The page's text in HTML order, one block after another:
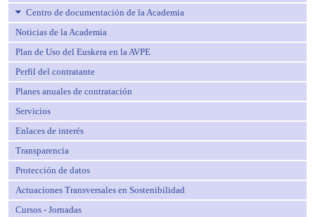
Centro de documentación de la Academia
Noticias de la Academia
Plan de Uso del Euskera en la AVPE
Perfil del contratante
Planes anuales de contratación
Servicios
Enlaces de interés
Transparencia
Protección de datos
Actuaciones Transversales en Sostenibilidad
Cursos - Jornadas